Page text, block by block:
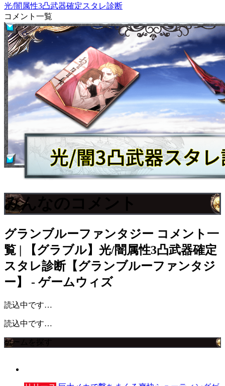
光/闇属性3凸武器確定スタレ診断
コメント一覧
みんなのコメント
グランブルーファンタジー コメント一
覧 | 【グラブル】光/闇属性3凸武器確定
スタレ診断【グランブルーファンタジ
ー】 - ゲームウィズ
読込中です…
読込中です…
ゲームを探す